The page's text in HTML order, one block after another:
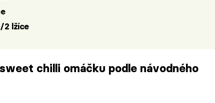
2 lžíce
chilli omáčku podle návodného